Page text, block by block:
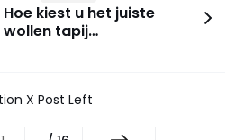
Hoe kiest u het juiste
wollen tapij…
X Post Left